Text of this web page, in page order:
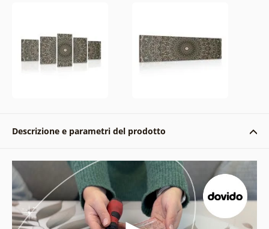
Descrizione e parametri del prodotto